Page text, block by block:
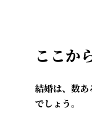
ここか
結婚は、数
でしょう。